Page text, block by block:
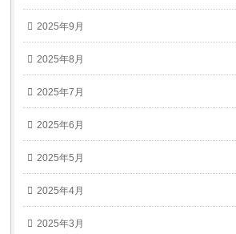
2025年9月
2025年8月
2025年7月
2025年6月
2025年5月
2025年4月
2025年3月